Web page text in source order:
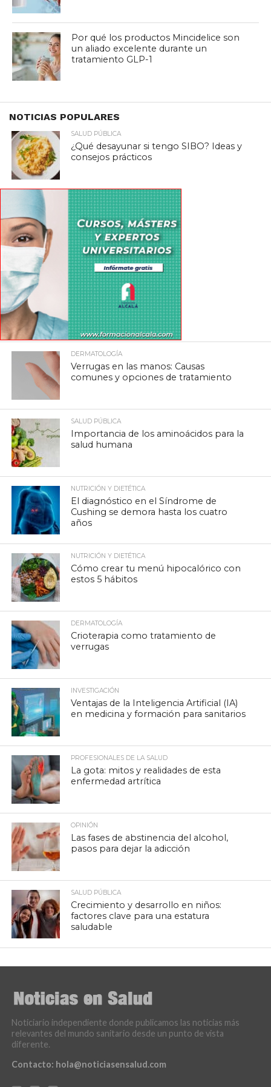
Por qué los productos Mincidelice son
un aliado excelente durante un
tratamiento GLP-1
NOTICIAS POPULARES
SALUD PÚBLICA
¿Qué desayunar si tengo SIBO? Ideas y
consejos prácticos
DERMATOLOGÍA
Verrugas en las manos: Causas
comunes y opciones de tratamiento
SALUD PÚBLICA
Importancia de los aminoácidos para la
salud humana
NUTRICIÓN Y DIETÉTICA
El diagnóstico en el Síndrome de
Cushing se demora hasta los cuatro
años
NUTRICIÓN Y DIETÉTICA
Cómo crear tu menú hipocalórico con
estos 5 hábitos
DERMATOLOGÍA
Crioterapia como tratamiento de
verrugas
INVESTIGACIÓN
Ventajas de la Inteligencia Artificial (IA)
en medicina y formación para sanitarios
PROFESIONALES DE LA SALUD
La gota: mitos y realidades de esta
enfermedad artrítica
OPINIÓN
Las fases de abstinencia del alcohol,
pasos para dejar la adicción
SALUD PÚBLICA
Crecimiento y desarrollo en niños:
factores clave para una estatura
saludable
Noticiario independiente donde publicamos las noticias más
relevantes del mundo sanitario desde un punto de vista
diferente.
Contacto: hola@noticiasensalud.com